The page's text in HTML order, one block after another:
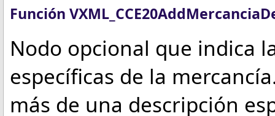
Función
Nodo opcional que indica
específicas de la
más de una descripción